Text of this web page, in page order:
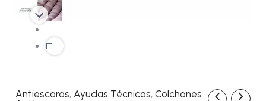
Antiescaras, Ayudas Técnicas,Colchones
Colchón